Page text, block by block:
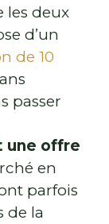
les deux
d’un
de 10
passer
une offre
en
parfois
de la